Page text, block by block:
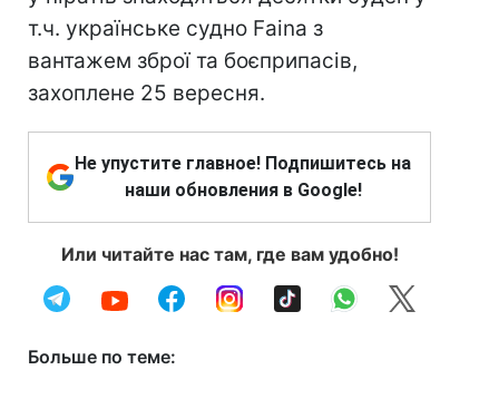
т.ч. українське судно Faina з
вантажем зброї та боєприпасів,
захоплене 25 вересня.
Не упустите главное! Подпишитесь на
наши обновления в Google!
Или читайте нас там, где вам удобно!
Больше по теме: